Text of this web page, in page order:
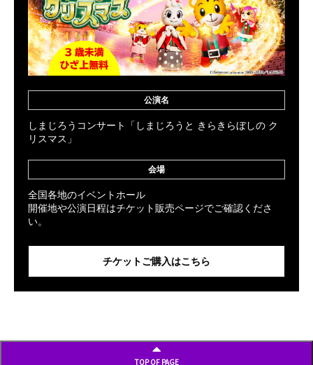
公演名
しまじろうコンサート「しまじろうと きらきらぼしの ク
リスマス」
会場
全国各地のイベントホール
開催地や公演日程はチケット販売ページでご確認くださ
い。
チケットご購入はこちら
TOP OF PAGE